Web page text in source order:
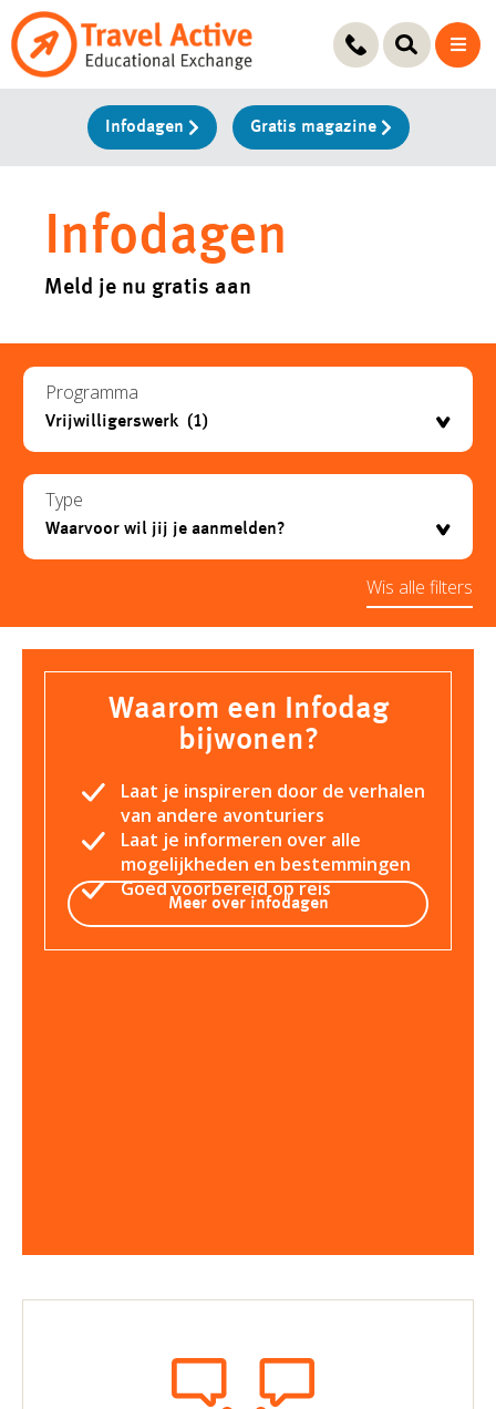
Ga
naar
Infodagen Gratis magazine
Infodagen
Meld je nu gratis aan
Programma
Type
Wis alle filters
Waarom een Infodag
bijwonen?
Laat je inspireren door de verhalen
van andere avonturiers
Laat je informeren over alle
mogelijkheden en bestemmingen
Goed voorbereid op reis
Meer over infodagen